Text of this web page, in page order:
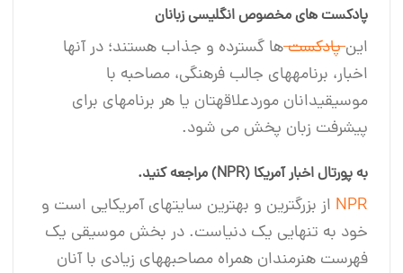
پادکست های مخصوص انگلیسی ‎زبانان
اینپادکست ‎ها گسترده و جذاب هستند؛ در آنها
اخبار، برنامه‎های جالب فرهنگی، مصاحبه‎ با
موسیقی‎دانان موردعلاقه‎تان یا هر برنامه‎ای برای
پیشرفت زبان پخش می شود.
به پورتال اخبار آمریکا (NPR) مراجعه کنید.
NPR
از بزرگترین و بهترین سایت‎های آمریکایی است و
خود به تنهایی یک دنیاست. در بخش موسیقی یک
فهرست هنرمندان همراه مصاحبه‎های زیادی با آنان